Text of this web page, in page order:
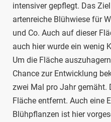
intensiver gepflegt. Das
artenreiche Blühwiese für
und Co. Auch auf dieser
auch hier wurde ein wenig
Um die Fläche
Chance zur Entwicklung
zwei Mal pro Jahr gemäht.
Fläche entfernt. Auch eine
Blühpflanzen ist hier